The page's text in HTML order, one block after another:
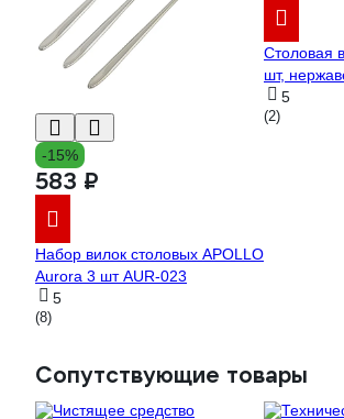
-15%
583 ₽
Набор вилок столовых APOLLO
Aurora 3 шт AUR-023
5
(8)
Столовая
шт,
5
(2)
Сопутствующие товары